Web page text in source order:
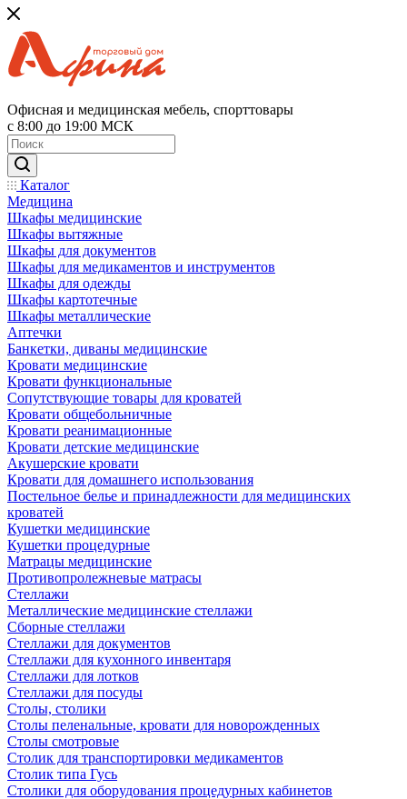
Офисная и медицинская мебель, спорттовары
с 8:00 до 19:00 МСК
Каталог
Медицина
Шкафы медицинские
Шкафы вытяжные
Шкафы для документов
Шкафы для медикаментов и инструментов
Шкафы для одежды
Шкафы картотечные
Шкафы металлические
Аптечки
Банкетки, диваны медицинские
Кровати медицинские
Кровати функциональные
Сопутствующие товары для кроватей
Кровати общебольничные
Кровати реанимационные
Кровати детские медицинские
Акушерские кровати
Кровати для домашнего использования
Постельное белье и принадлежности для медицинских
кроватей
Кушетки медицинские
Кушетки процедурные
Матрацы медицинские
Противопролежневые матрасы
Стеллажи
Металлические медицинские стеллажи
Сборные стеллажи
Стеллажи для документов
Стеллажи для кухонного инвентаря
Стеллажи для лотков
Стеллажи для посуды
Столы, столики
Столы пеленальные, кровати для новорожденных
Столы смотровые
Столик для транспортировки медикаментов
Столик типа Гусь
Столики для оборудования процедурных кабинетов